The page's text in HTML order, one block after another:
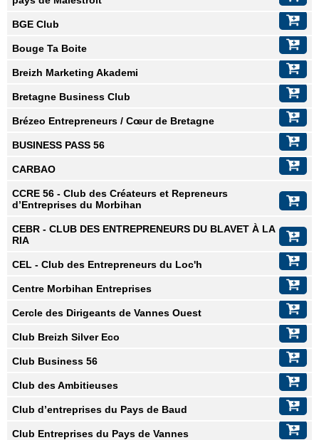
BGE Club
Bouge Ta Boite
Breizh Marketing Akademi
Bretagne Business Club
Brézeo Entrepreneurs / Cœur de Bretagne
BUSINESS PASS 56
CARBAO
CCRE 56 - Club des Créateurs et Repreneurs
d’Entreprises du Morbihan
CEBR - CLUB DES ENTREPRENEURS DU BLAVET À LA
RIA
CEL - Club des Entrepreneurs du Loc'h
Centre Morbihan Entreprises
Cercle des Dirigeants de Vannes Ouest
Club Breizh Silver Eco
Club Business 56
Club des Ambitieuses
Club d’entreprises du Pays de Baud
Club Entreprises du Pays de Vannes